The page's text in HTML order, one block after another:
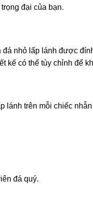
đại của bạn.
đá nhỏ lấp lánh được
kế có thể tùy chỉnh để
trên mỗi chiếc
đá quý.